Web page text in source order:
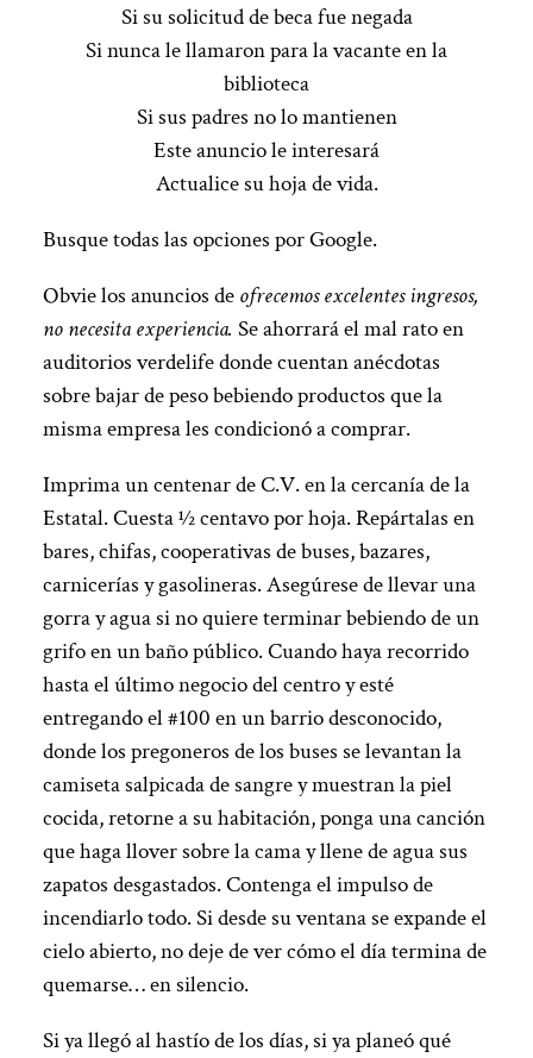
Si su solicitud de beca fue negada
Si nunca le llamaron para la vacante en la
biblioteca
Si sus padres no lo mantienen
Este anuncio le interesará
Actualice su hoja de vida.
Busque todas las opciones por Google.
Obvie los anuncios de ofrecemos excelentes ingresos,
no necesita experiencia. Se ahorrará el mal rato en
auditorios verdelife donde cuentan anécdotas
sobre bajar de peso bebiendo productos que la
misma empresa les condicionó a comprar.
Imprima un centenar de C.V. en la cercanía de la
Estatal. Cuesta ½ centavo por hoja. Repártalas en
bares, chifas, cooperativas de buses, bazares,
carnicerías y gasolineras. Asegúrese de llevar una
gorra y agua si no quiere terminar bebiendo de un
grifo en un baño público. Cuando haya recorrido
hasta el último negocio del centro y esté
entregando el #100 en un barrio desconocido,
donde los pregoneros de los buses se levantan la
camiseta salpicada de sangre y muestran la piel
cocida, retorne a su habitación, ponga una canción
que haga llover sobre la cama y llene de agua sus
zapatos desgastados. Contenga el impulso de
incendiarlo todo. Si desde su ventana se expande el
cielo abierto, no deje de ver cómo el día termina de
quemarse… en silencio.
Si ya llegó al hastío de los días, si ya planeó qué